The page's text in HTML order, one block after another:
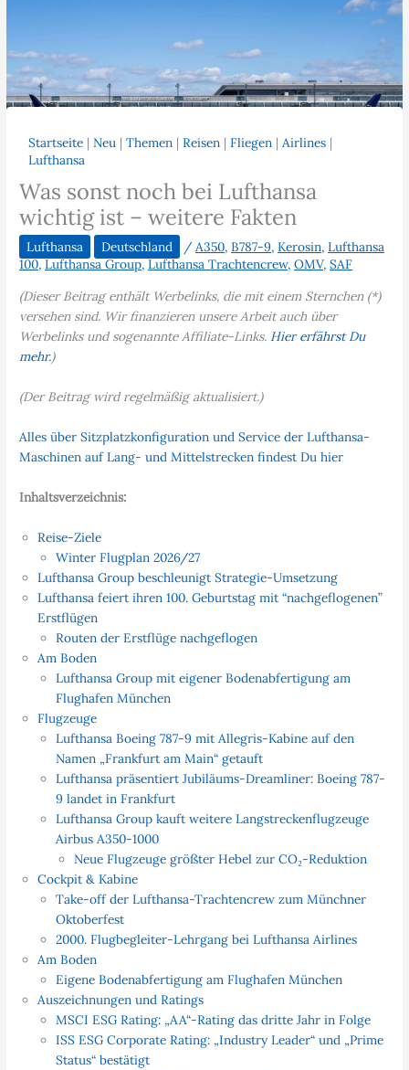
Startseite |Neu |Themen |Reisen |Fliegen |Airlines |
Lufthansa
Was sonst noch bei Lufthansa
wichtig ist – weitere Fakten
Lufthansa Deutschland /A350,B787-9,Kerosin,Lufthansa
100,Lufthansa Group,Lufthansa Trachtencrew,OMV,SAF
(Dieser Beitrag enthält Werbelinks, die mit einem Sternchen (*)
versehen sind. Wir finanzieren unsere Arbeit auch über
Werbelinks und sogenannte Affiliate-Links. Hier erfährst Du
mehr.)
(Der Beitrag wird regelmäßig aktualisiert.)
Alles über Sitzplatzkonfiguration und Service der Lufthansa-
Maschinen auf Lang- und Mittelstrecken findest Du hier
Inhaltsverzeichnis:
Reise-Ziele
Winter Flugplan 2026/27
Lufthansa Group beschleunigt Strategie-Umsetzung
Lufthansa feiert ihren 100. Geburtstag mit “nachgeflogenen”
Erstflügen
Routen der Erstflüge nachgeflogen
Am Boden
Lufthansa Group mit eigener Bodenabfertigung am
Flughafen München
Flugzeuge
Lufthansa Boeing 787-9 mit Allegris-Kabine auf den
Namen „Frankfurt am Main“ getauft
Lufthansa präsentiert Jubiläums-Dreamliner: Boeing 787-
9 landet in Frankfurt
Lufthansa Group kauft weitere Langstreckenflugzeuge
Airbus A350-1000
Neue Flugzeuge größter Hebel zur CO₂-Reduktion
Cockpit & Kabine
Take-off der Lufthansa-Trachtencrew zum Münchner
Oktoberfest
2000. Flugbegleiter-Lehrgang bei Lufthansa Airlines
Am Boden
Eigene Bodenabfertigung am Flughafen München
Auszeichnungen und Ratings
MSCI ESG Rating: „AA“-Rating das dritte Jahr in Folge
ISS ESG Corporate Rating: „Industry Leader“ und „Prime
Status“ bestätigt